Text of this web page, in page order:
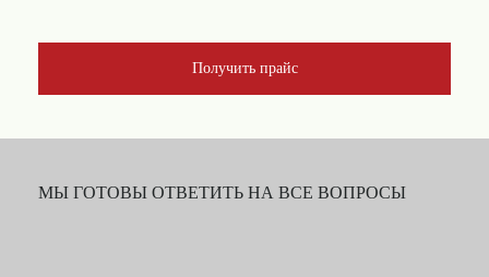
Получить прайс
МЫ ГОТОВЫ ОТВЕТИТЬ НА ВСЕ ВОПРОСЫ